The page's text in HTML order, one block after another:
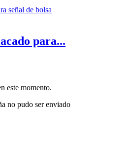
para...
este momento.
no pudo ser enviado